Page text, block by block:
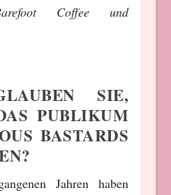
Coffee und
SIE,
PUBLIKUM
BASTARDS
Jahren haben